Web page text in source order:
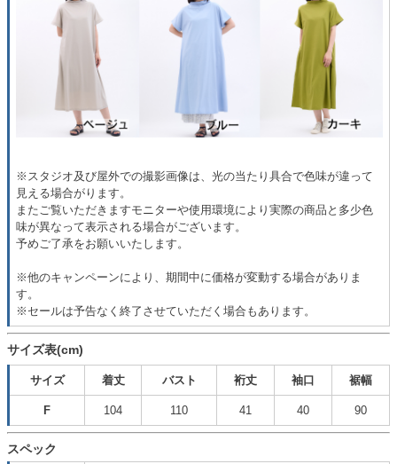
※スタジオ及び屋外での撮影画像は、光の当たり具合で色味が違って
見える場合がります。
またご覧いただきますモニターや使用環境により実際の商品と多少色
味が異なって表示される場合がございます。
予めご了承をお願いいたします。
※他のキャンペーンにより、期間中に価格が変動する場合がありま
す。
※セールは予告なく終了させていただく場合もあります。
サイズ表(cm)
サイズ 着丈 バスト 裄丈 袖口 裾幅
F 104 110 41 40 90
スペック